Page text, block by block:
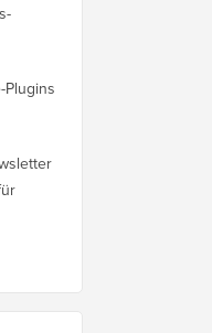
Plugins